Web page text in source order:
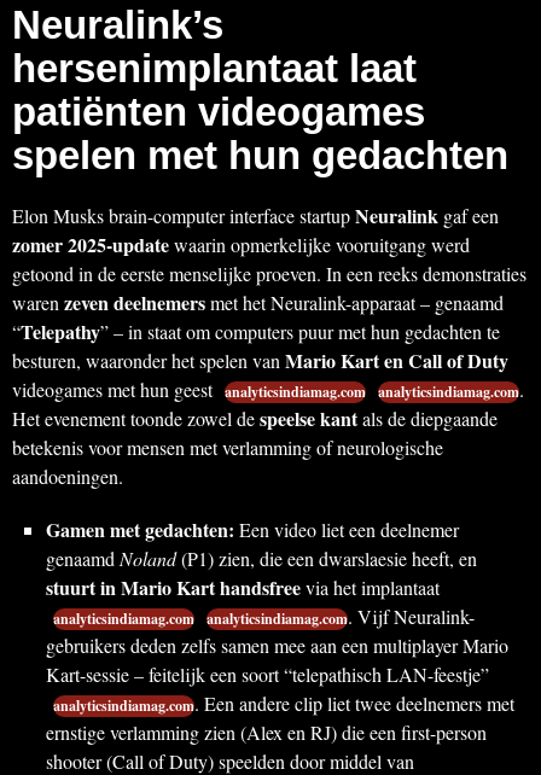
Neuralink’s
hersenimplantaat laat
patiënten videogames
spelen met hun gedachten
Elon Musks brain-computer interface startupNeuralink gaf een
zomer 2025-updatewaarin opmerkelijke vooruitgang werd
getoond in de eerste menselijke proeven. In een reeks demonstraties
waren zeven deelnemersmet het Neuralink-apparaat – genaamd
“Telepathy” – in staat om computers puur met hun gedachten te
besturen, waaronder het spelen van Mario Kart en Call of Duty
videogames met hun geest analyticsindiamag.com analyticsindiamag.com.
Het evenement toonde zowel despeelse kantals de diepgaande
betekenis voor mensen met verlamming of neurologische
aandoeningen.
Gamen met gedachten: Een video liet een deelnemer
genaamd Noland(P1) zien, die een dwarslaesie heeft, en
stuurt in Mario Kart handsfreevia het implantaat
analyticsindiamag.com analyticsindiamag.com. Vijf Neuralink-
gebruikers deden zelfs samen mee aan een multiplayer Mario
Kart-sessie – feitelijk een soort “telepathisch LAN-feestje”
analyticsindiamag.com. Een andere clip liet twee deelnemers met
ernstige verlamming zien (Alex en RJ) die een first-person
shooter (Call of Duty) speelden door middel van